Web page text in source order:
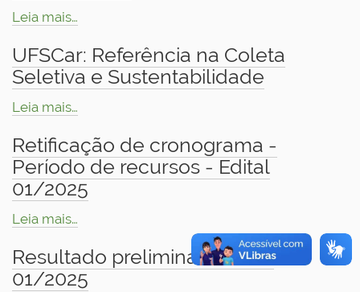
Leia mais…
UFSCar: Referência na Coleta
Seletiva e Sustentabilidade
Leia mais…
Retificação de cronograma -
Período de recursos - Edital
01/2025
Leia mais…
Resultado preliminar - Edital
01/2025